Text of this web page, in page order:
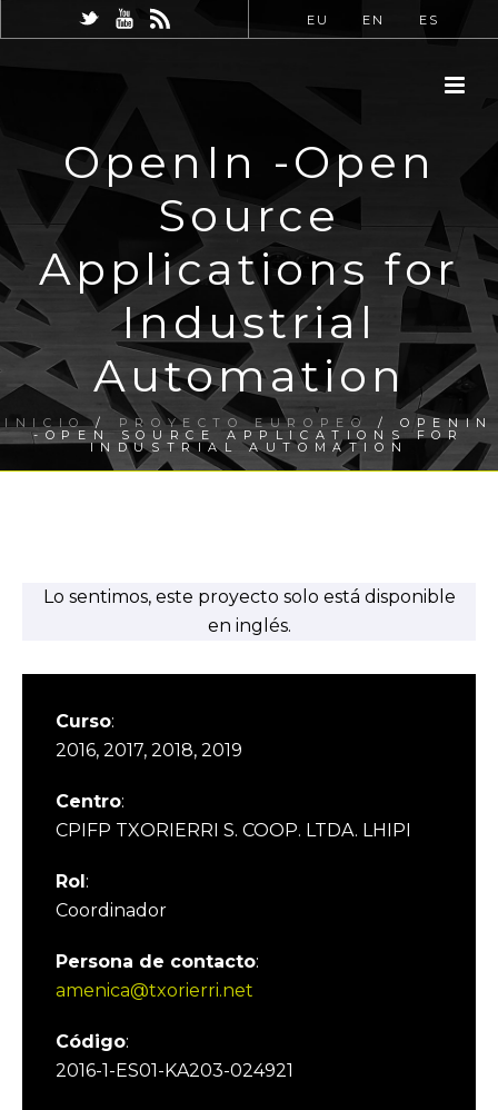
EU EN ES
OpenIn -Open
Source
Applications for
Industrial
Automation
INICIO/ PROYECTO EUROPEO / OPENIN
-OPEN SOURCE APPLICATIONS FOR
INDUSTRIAL AUTOMATION
Lo sentimos, este proyecto solo está disponible
en inglés.
Curso:
2016, 2017, 2018, 2019
Centro:
CPIFP TXORIERRI S. COOP. LTDA. LHIPI
Rol:
Coordinador
Persona de contacto:
amenica@txorierri.net
Código:
2016-1-ES01-KA203-024921